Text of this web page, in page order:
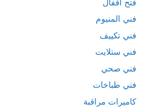
فتح اقفال
فني المنيوم
فني تكييف
فني ستلايت
فني صحي
فني طباخات
كاميرات مراقبة